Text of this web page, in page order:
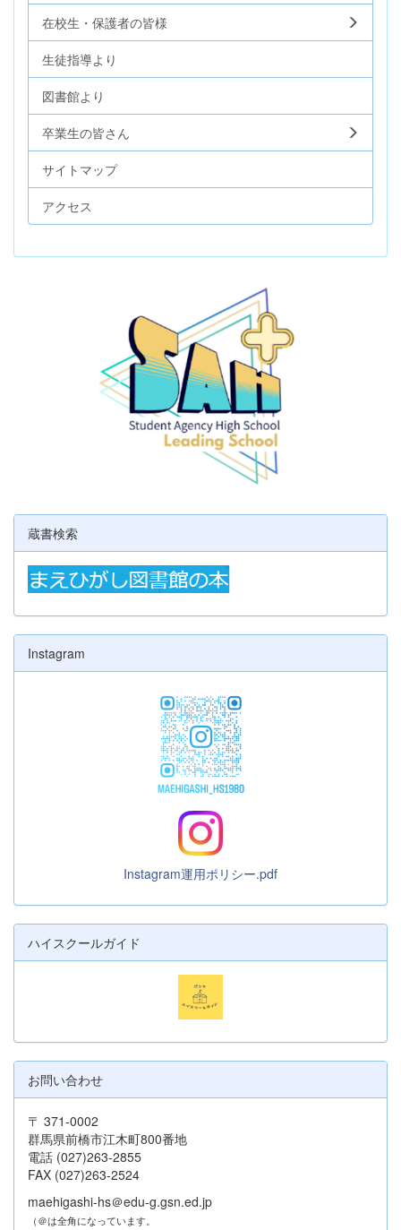
在校生・保護者の皆様
生徒指導より
図書館より
卒業生の皆さん
サイトマップ
アクセス
蔵書検索
Instagram
Instagram運用ポリシー.pdf
ハイスクールガイド
お問い合わせ
〒 371-0002
群馬県前橋市江木町800番地
電話 (027)263-2855
FAX (027)263-2524
maehigashi-hs＠edu-g.gsn.ed.jp
（＠は全角になっています。